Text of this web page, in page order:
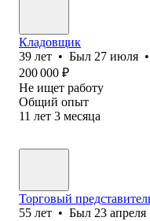
Кладовщик
39 лет • Был 27 июля •
200 000 ₽
Не ищет работу
Общий опыт
11 лет 3 месяца
Торговый
55 лет • Был 23 апреля